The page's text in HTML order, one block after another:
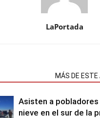
LaPortada
MÁS DE ESTE
Asisten a
nieve en el sur de la